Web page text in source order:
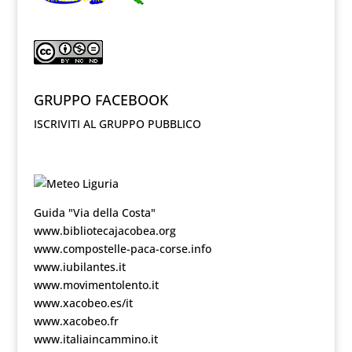
GRUPPO FACEBOOK
ISCRIVITI AL GRUPPO PUBBLICO
Guida "Via della Costa"
www.bibliotecajacobea.org
www.compostelle-paca-corse.info
www.iubilantes.it
www.movimentolento.it
www.xacobeo.es/it
www.xacobeo.fr
www.italiaincammino.it